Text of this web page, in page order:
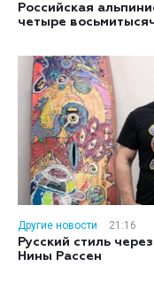
Российская
четыре
Другие новости
21:16
Русский стиль
Нины Рассен